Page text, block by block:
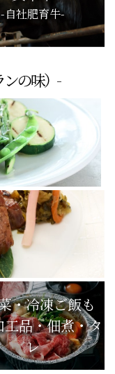
黄木牛
-自社肥育牛-
の味）-
・冷凍ご飯も
工品・佃煮・タ
レ